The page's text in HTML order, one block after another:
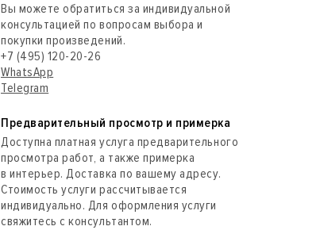
Вы можете обратиться за индивидуальной
консультацией по вопросам выбора и
покупки произведений.
+7 (495) 120-20-26
WhatsApp
Telegram
Предварительный просмотр и примерка
Доступна платная услуга предварительного
просмотра работ, а также примерка
в интерьер. Доставка по вашему адресу.
Стоимость услуги рассчитывается
индивидуально. Для оформления услуги
свяжитесь с консультантом.